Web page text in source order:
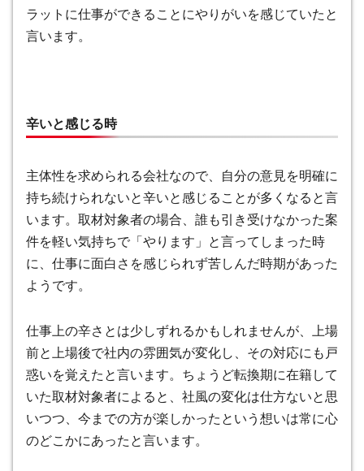
ラットに仕事ができることにやりがいを感じていたと
言います。
辛いと感じる時
主体性を求められる会社なので、自分の意見を明確に
持ち続けられないと辛いと感じることが多くなると言
います。取材対象者の場合、誰も引き受けなかった案
件を軽い気持ちで「やります」と言ってしまった時
に、仕事に面白さを感じられず苦しんだ時期があった
ようです。
仕事上の辛さとは少しずれるかもしれませんが、上場
前と上場後で社内の雰囲気が変化し、その対応にも戸
惑いを覚えたと言います。ちょうど転換期に在籍して
いた取材対象者によると、社風の変化は仕方ないと思
いつつ、今までの方が楽しかったという想いは常に心
のどこかにあったと言います。